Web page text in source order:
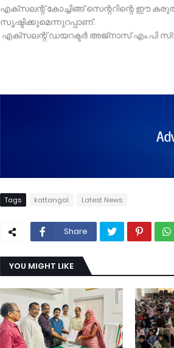
എക്സലന്റ് കോച്ചിങ്ങ് സെന്ററിന്റെ ഈ
സൃഷ്ടിക്കുമെന്നുറപ്പാണ്.
എക്സലന്റ് ഡയറക്ടർ അജ്നാസ് എം.പി
Tags kattangal Latest News
Share
YOU MIGHT LIKE